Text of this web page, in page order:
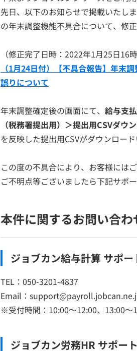
先日、以下のお知らせで掲載いたし
の年末調整機能不具合について、修
（修正完了日時：2022年1月25日16時
（1月24日付）【不具合報告】年末
誤りについて
年末調整確定後の画面にて、 給与支
（税務署提出用）＞提出用CSVダウ
を反映した提出用CSVがダウンロード
この度の不具合により、お客様には
ご不明点等ございましたら下記サポ
本件に関するお問い合わ
ジョブカン給与計算 サポー
TEL：050-3201-4837
Email：
※受付時間：10:00～12:00、13:00～
ジョブカン労務HR サポー